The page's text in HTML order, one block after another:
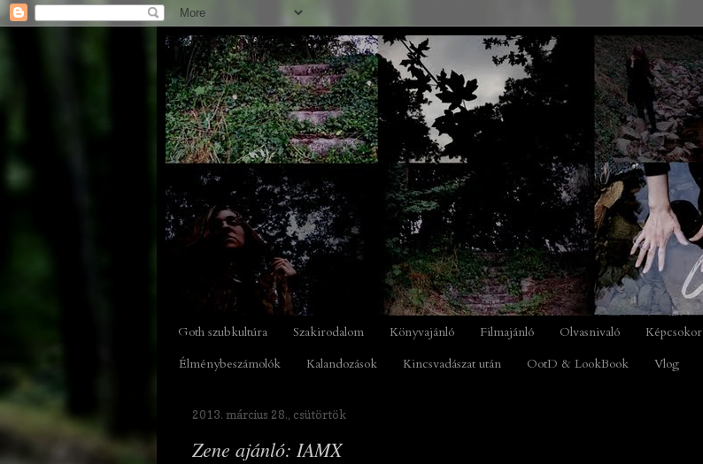
Goth szubkultúra Szakirodalom Könyvajánló Filmajánló Olvasnivaló Képcsokor
Élménybeszámolók
Kalandozások Kincsvadászat után OotD & LookBook Vlog
2013. március 28., csütörtök
Zene ajánló: IAMX